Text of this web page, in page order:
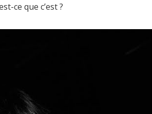
ce que c’est ?